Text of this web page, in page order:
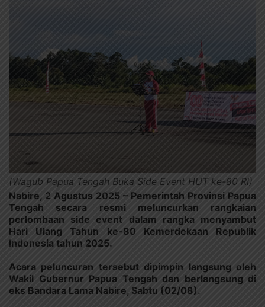
(Wagub Papua Tengah Buka Side Event HUT ke-80 RI)
Nabire, 2 Agustus 2025 – Pemerintah Provinsi Papua
Tengah secara resmi meluncurkan rangkaian
perlombaan side event dalam rangka menyambut
Hari Ulang Tahun ke-80 Kemerdekaan Republik
Indonesia tahun 2025.
Acara peluncuran tersebut dipimpin langsung oleh
Wakil Gubernur Papua Tengah dan berlangsung di
eks Bandara Lama Nabire, Sabtu (02/08).